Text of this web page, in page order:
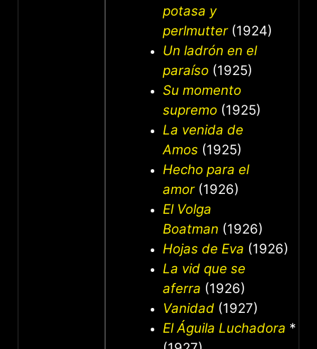
potasa y
perlmutter(1924)
Un ladrón en el
paraíso (1925)
Su momento
supremo (1925)
La venida de
Amos (1925)
Hecho para el
amor(1926)
El Volga
Boatman (1926)
Hojas de Eva (1926)
La vid que se
aferra (1926)
Vanidad (1927)
El Águila Luchadora *